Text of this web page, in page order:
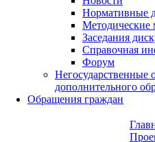
Нормативные
Методические
Заседания
Справочная
Форум
Негосударственные
дополнительного
Обращения граждан